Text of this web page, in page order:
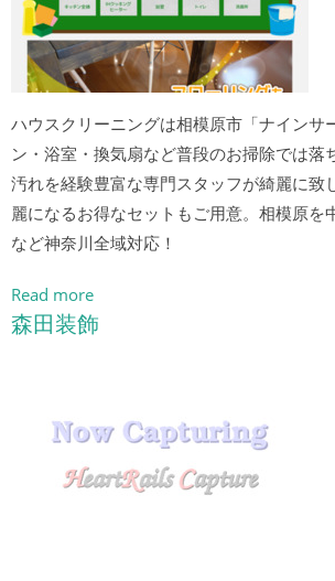
ハウスクリーニングは相模原市「ナインサ
ン・浴室・換気扇など普段のお掃除では落
汚れを経験豊富な専門スタッフが綺麗に致
麗になるお得なセットもご用意。相模原を
など神奈川全域対応！
Read more
森田装飾